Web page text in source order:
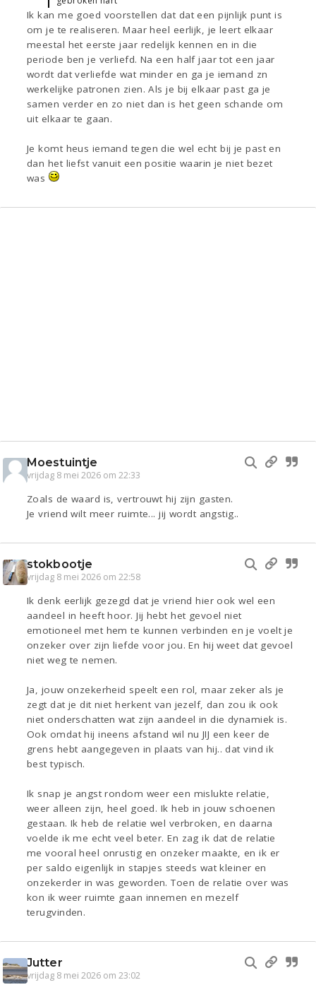
Ik kan me goed voorstellen dat dat een pijnlijk punt is
om je te realiseren. Maar heel eerlijk, je leert elkaar
meestal het eerste jaar redelijk kennen en in die
periode ben je verliefd. Na een half jaar tot een jaar
wordt dat verliefde wat minder en ga je iemand zn
werkelijke patronen zien. Als je bij elkaar past ga je
samen verder en zo niet dan is het geen schande om
uit elkaar te gaan.
Je komt heus iemand tegen die wel echt bij je past en
dan het liefst vanuit een positie waarin je niet bezet
was
Moestuintje
vrijdag 8 mei 2026 om 22:33
Zoals de waard is, vertrouwt hij zijn gasten.
Je vriend wilt meer ruimte... jij wordt angstig..
stokbootje
vrijdag 8 mei 2026 om 22:58
Ik denk eerlijk gezegd dat je vriend hier ook wel een
aandeel in heeft hoor. Jij hebt het gevoel niet
emotioneel met hem te kunnen verbinden en je voelt je
onzeker over zijn liefde voor jou. En hij weet dat gevoel
niet weg te nemen.
Ja, jouw onzekerheid speelt een rol, maar zeker als je
zegt dat je dit niet herkent van jezelf, dan zou ik ook
niet onderschatten wat zijn aandeel in die dynamiek is.
Ook omdat hij ineens afstand wil nu JIJ een keer de
grens hebt aangegeven in plaats van hij.. dat vind ik
best typisch.
Ik snap je angst rondom weer een mislukte relatie,
weer alleen zijn, heel goed. Ik heb in jouw schoenen
gestaan. Ik heb de relatie wel verbroken, en daarna
voelde ik me echt veel beter. En zag ik dat de relatie
me vooral heel onrustig en onzeker maakte, en ik er
per saldo eigenlijk in stapjes steeds wat kleiner en
onzekerder in was geworden. Toen de relatie over was
kon ik weer ruimte gaan innemen en mezelf
terugvinden.
Jutter
vrijdag 8 mei 2026 om 23:02